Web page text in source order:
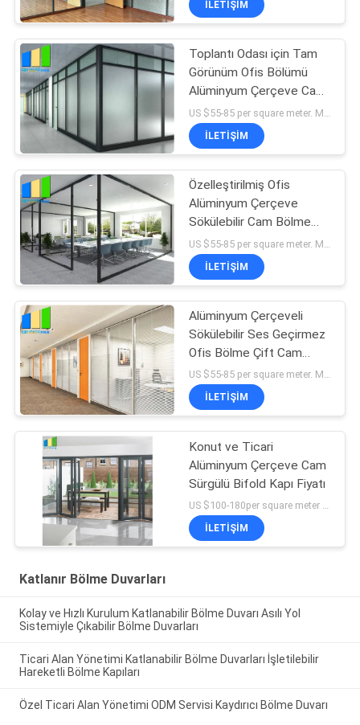
İLETIŞIM
Toplantı Odası için Tam
Görünüm Ofis Bölümü
Alüminyum Çerçeve Cam
Sabit Bölme Duvar
İLETIŞIM
Özelleştirilmiş Ofis
Alüminyum Çerçeve
Sökülebilir Cam Bölme
Tam Yükseklik
İLETIŞIM
Alüminyum Çerçeveli
Sökülebilir Ses Geçirmez
Ofis Bölme Çift Cam
Sabit Bölme Duvarları
US $55-85 per square meter. MOQ:MOQ yok, 1 metrekare de mevcuttur.
İLETIŞIM
Konut ve Ticari
Alüminyum Çerçeve Cam
Sürgülü Bifold Kapı Fiyatı
US $100-180per square meter MOQ:MOQ yok, 1 metrekare de mevcut
İLETIŞIM
Katlanır Bölme Duvarları
Kolay ve Hızlı Kurulum Katlanabilir Bölme Duvarı Asılı Yol
Sistemiyle Çıkabilir Bölme Duvarları
Ticari Alan Yönetimi Katlanabilir Bölme Duvarları İşletilebilir
Hareketli Bölme Kapıları
Özel Ticari Alan Yönetimi ODM Servisi Kaydırıcı Bölme Duvarı